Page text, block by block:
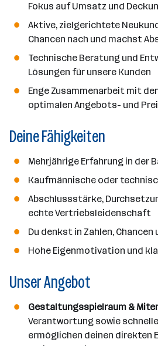
Fokus auf Umsatz und
Aktive, zielgerichtete
Chancen nach und machst
Technische Beratung und
Lösungen für unsere Kunden
Enge Zusammenarbeit mit
optimalen Angebots- und
Deine Fähigkeiten
Mehrjährige Erfahrung in der
Kaufmännische oder
Abschlussstärke,
echte Vertriebsleidenschaft
Du denkst in Zahlen, Chancen
Hohe Eigenmotivation und
Unser Angebot
Gestaltungsspielraum &
Verantwortung sowie
ermöglichen deinen direkten